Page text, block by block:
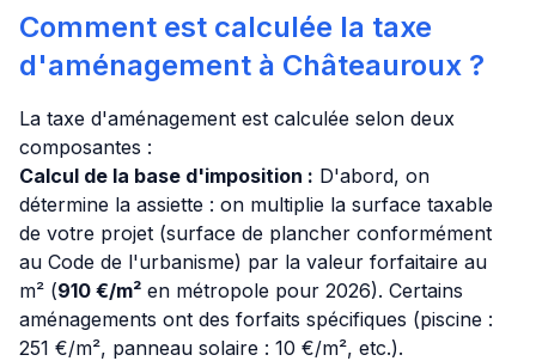
Comment est calculée la taxe
d'aménagement à Châteauroux ?
La taxe d'aménagement est calculée selon deux
composantes :
Calcul de la base d'imposition : D'abord, on
détermine la assiette : on multiplie la surface taxable
de votre projet (surface de plancher conformément
au Code de l'urbanisme) par la valeur forfaitaire au
m² (910 €/m² en métropole pour 2026). Certains
aménagements ont des forfaits spécifiques (piscine :
251 €/m², panneau solaire : 10 €/m², etc.).